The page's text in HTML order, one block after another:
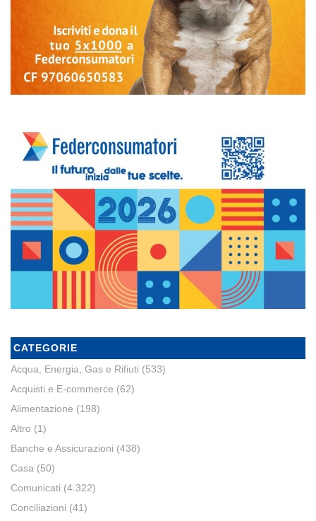
CATEGORIE
Acqua, Energia, Gas e Rifiuti (533)
Acquisti e E-commerce (62)
Alimentazione (198)
Altro (1)
Banche e Assicurazioni (438)
Casa (50)
Comunicati (4.322)
Conciliazioni (41)